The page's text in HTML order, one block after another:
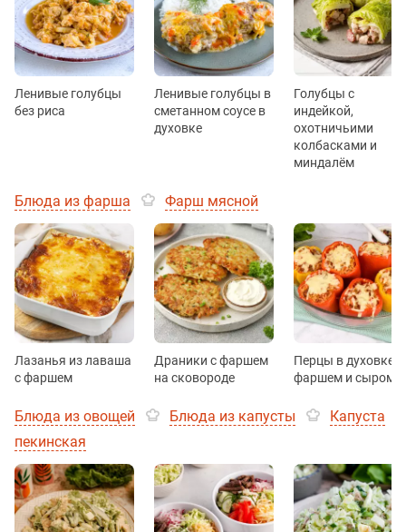
Ленивые голубцы
без риса
Ленивые голубцы в
сметанном соусе в
духовке
Голубцы с
индейкой,
охотничьими
колбасками и
миндалём
Блюда из фарша Фарш мясной
Лазанья из лаваша
с фаршем
Драники с фаршем
на сковороде
Перцы в духовке с
фаршем и сыром
Блюда из овощей Блюда из капусты
Капуста
пекинская